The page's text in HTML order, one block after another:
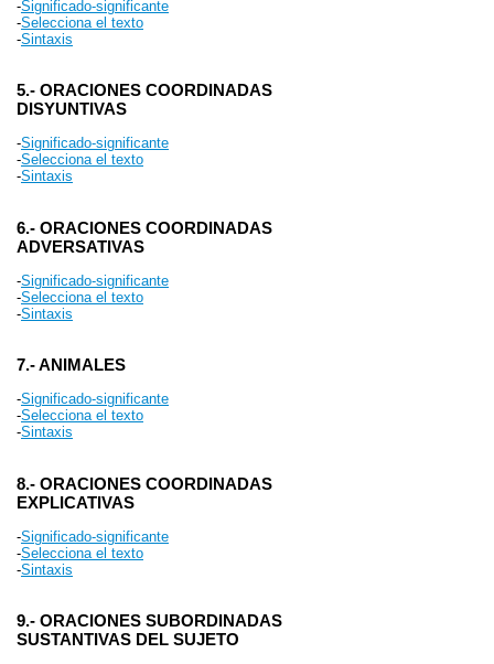
-Significado-significante
-Selecciona el texto
-Sintaxis
5.- ORACIONES COORDINADAS
DISYUNTIVAS
-Significado-significante
-Selecciona el texto
-Sintaxis
6.- ORACIONES COORDINADAS
ADVERSATIVAS
-Significado-significante
-Selecciona el texto
-Sintaxis
7.- ANIMALES
-Significado-significante
-Selecciona el texto
-Sintaxis
8.- ORACIONES COORDINADAS
EXPLICATIVAS
-Significado-significante
-Selecciona el texto
-Sintaxis
9.- ORACIONES SUBORDINADAS
SUSTANTIVAS DEL SUJETO